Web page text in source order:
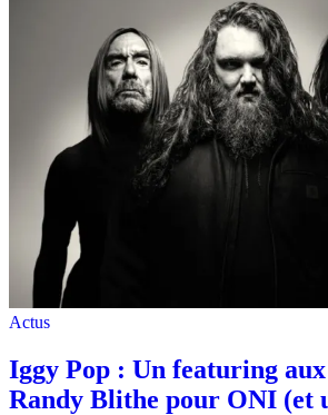
Actus
Iggy Pop : Un featuring aux
Randy Blithe pour ONI (et